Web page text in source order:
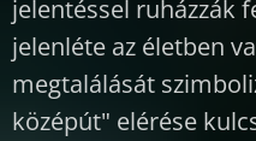
jelentéssel ruházzák
jelenléte az életben
megtalálását
középút" elérése